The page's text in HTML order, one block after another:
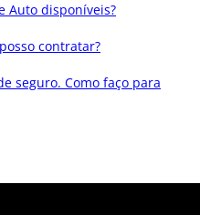
Auto disponíveis?
contratar?
seguro. Como faço para